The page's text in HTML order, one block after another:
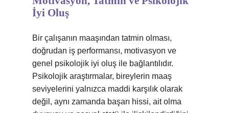
İyi Oluş
Bir çalışanın maaşından tatmin olması,
doğrudan iş performansı, motivasyon ve
genel psikolojik iyi oluş ile bağlantılıdır.
Psikolojik araştırmalar, bireylerin maaş
seviyelerini yalnızca maddi karşılık olarak
değil, aynı zamanda başarı hissi, ait olma